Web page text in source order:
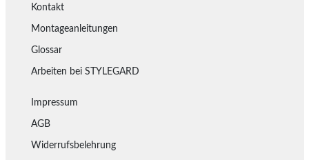
Kontakt
Montageanleitungen
Glossar
Arbeiten bei STYLEGARD
Impressum
AGB
Widerrufsbelehrung